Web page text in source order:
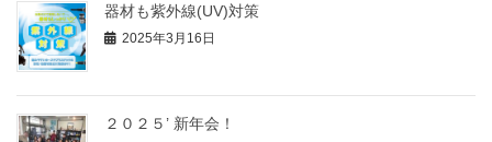
器材も紫外線(UV)対策
2025年3月16日
２０２５’ 新年会！